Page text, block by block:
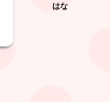
はな